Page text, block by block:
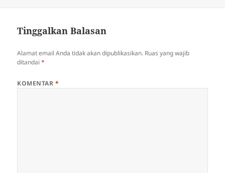
Tinggalkan Balasan
Alamat email Anda tidak akan dipublikasikan. Ruas yang wajib
ditandai*
KOMENTAR *